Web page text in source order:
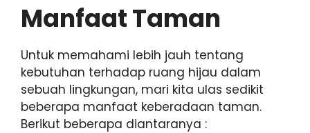
Manfaat Taman
Untuk memahami lebih jauh tentang
kebutuhan terhadap ruang hijau dalam
sebuah lingkungan, mari kita ulas sedikit
beberapa manfaat keberadaan taman.
Berikut beberapa diantaranya :